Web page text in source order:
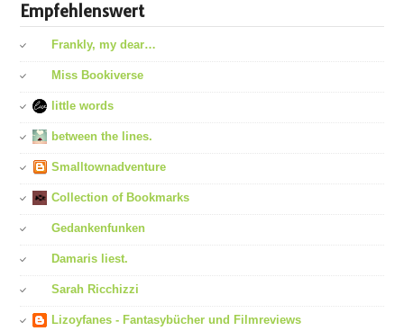
Empfehlenswert
Frankly, my dear…
Miss Bookiverse
little words
between the lines.
Smalltownadventure
Collection of Bookmarks
Gedankenfunken
Damaris liest.
Sarah Ricchizzi
Lizoyfanes - Fantasybücher und Filmreviews